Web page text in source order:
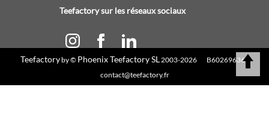
Calculez votre devis
Teefactory sur les réseaux sociaux
Teefactoryby © Phoenix Teefactory SL2003-2026 B60269636 |
contact@teefactory.fr